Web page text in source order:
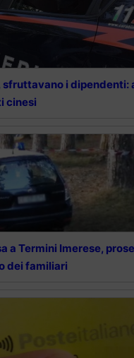
sfruttavano i dipendenti:
cinesi
a Termini Imerese,
dei familiari